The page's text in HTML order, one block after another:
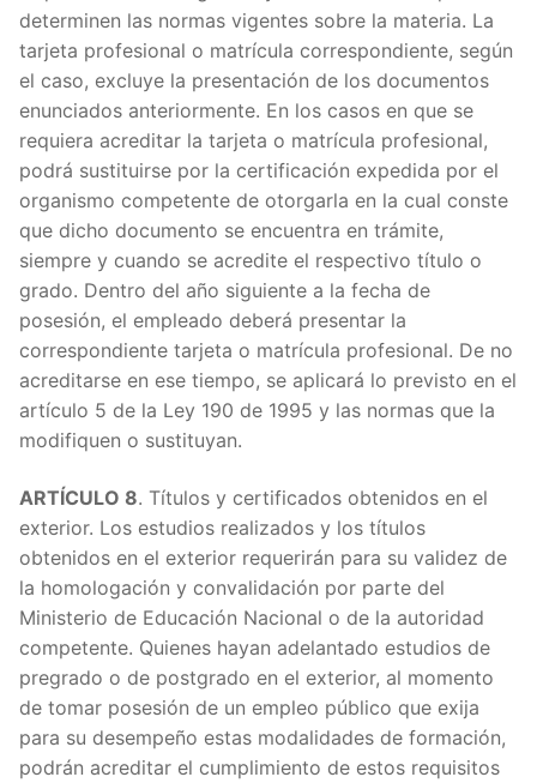
determinen las normas vigentes sobre la materia. La
tarjeta profesional o matrícula correspondiente, según
el caso, excluye la presentación de los documentos
enunciados anteriormente. En los casos en que se
requiera acreditar la tarjeta o matrícula profesional,
podrá sustituirse por la certificación expedida por el
organismo competente de otorgarla en la cual conste
que dicho documento se encuentra en trámite,
siempre y cuando se acredite el respectivo título o
grado. Dentro del año siguiente a la fecha de
posesión, el empleado deberá presentar la
correspondiente tarjeta o matrícula profesional. De no
acreditarse en ese tiempo, se aplicará lo previsto en el
artículo 5 de la Ley 190 de 1995 y las normas que la
modifiquen o sustituyan.
ARTÍCULO 8. Títulos y certificados obtenidos en el
exterior. Los estudios realizados y los títulos
obtenidos en el exterior requerirán para su validez de
la homologación y convalidación por parte del
Ministerio de Educación Nacional o de la autoridad
competente. Quienes hayan adelantado estudios de
pregrado o de postgrado en el exterior, al momento
de tomar posesión de un empleo público que exija
para su desempeño estas modalidades de formación,
podrán acreditar el cumplimiento de estos requisitos